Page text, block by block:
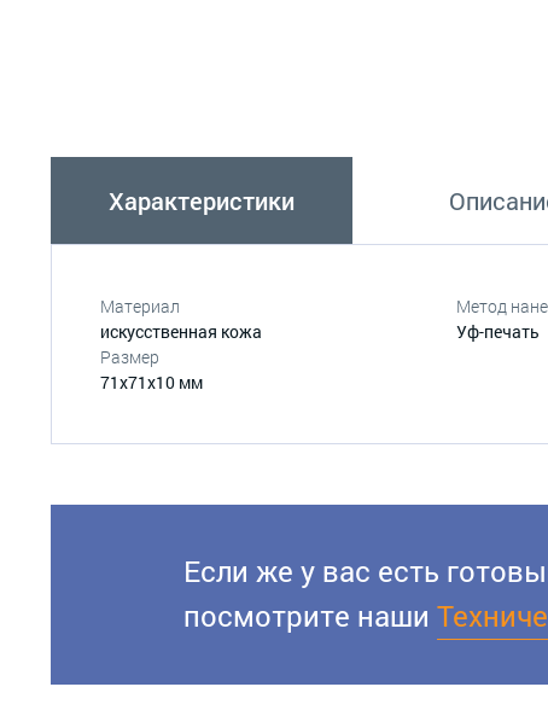
Характеристики
Материал
искусственная кожа
Метод
Уф-печать
Размер
71х71х10 мм
Если же у вас есть
посмотрите наши